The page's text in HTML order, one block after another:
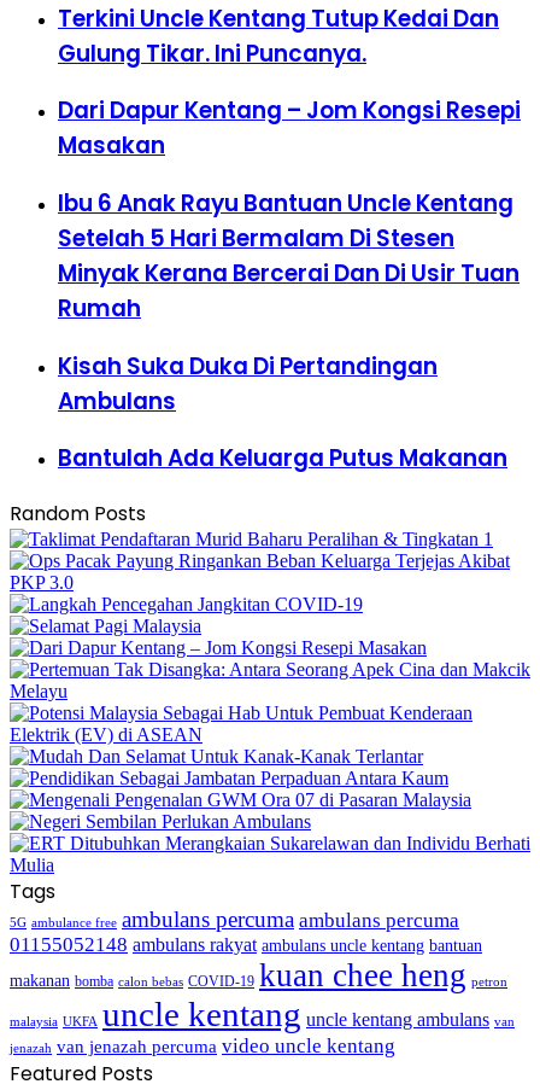
Terkini Uncle Kentang Tutup Kedai Dan
Gulung Tikar. Ini Puncanya.
Dari Dapur Kentang – Jom Kongsi Resepi
Masakan
Ibu 6 Anak Rayu Bantuan Uncle Kentang
Setelah 5 Hari Bermalam Di Stesen
Minyak Kerana Bercerai Dan Di Usir Tuan
Rumah
Kisah Suka Duka Di Pertandingan
Ambulans
Bantulah Ada Keluarga Putus Makanan
Random Posts
Tags
5G ambulance free ambulans percuma ambulans percuma
01155052148 ambulans rakyat ambulans uncle kentang bantuan
makanan bomba calon bebas COVID-19 kuan chee heng petron
malaysia UKFA uncle kentang uncle kentang ambulans van
jenazah van jenazah percuma video uncle kentang
Featured Posts